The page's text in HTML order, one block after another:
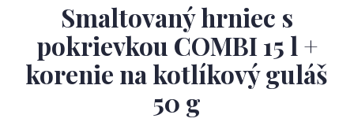
Smaltovaný hrniec s
pokrievkou COMBI 15 l +
korenie na kotlíkový guláš
50 g